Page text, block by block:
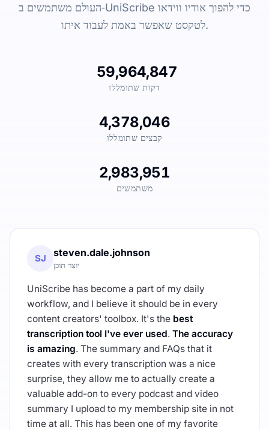
העולם משתמשים ב‑UniScribe כדי להפוך אודיו ווידאו
לטקסט שאפשר באמת לעבוד איתו.
59,964,847
דקות שתומללו
4,378,046
קבצים שתומללו
2,983,951
משתמשים
SJ steven.dale.johnson
יוצר תוכן
UniScribe has become a part of my daily
workflow, and I believe it should be in every
content creators' toolbox. It's the best
transcription tool I've ever used. The accuracy
is amazing. The summary and FAQs that it
creates with every transcription was a nice
surprise, they allow me to actually create a
valuable add-on to every podcast and video
summary I upload to my membership site in not
time at all. This has been one of my favorite